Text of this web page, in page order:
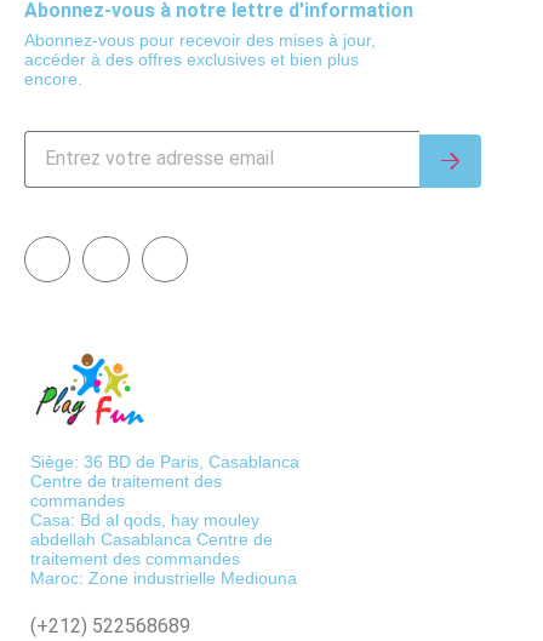
Abonnez-vous à notre lettre d'information
Abonnez-vous pour recevoir des mises à jour,
accéder à des offres exclusives et bien plus
encore.
Siège: 36 BD de Paris, Casablanca
Centre de traitement des
commandes
Casa: Bd al qods, hay mouley
abdellah Casablanca Centre de
traitement des commandes
Maroc: Zone industrielle Mediouna
(+212) 522568689